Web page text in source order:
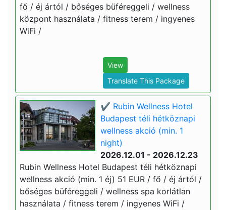
fő / éj ártól / bőséges büféreggeli / wellness
központ használata / fitness terem / ingyenes
WiFi /
View
Translate This Package
✔️ Rubin Wellness Hotel
Budapest téli hétköznapi
wellness akció (min. 1
night)
2026.12.01 - 2026.12.23
Rubin Wellness Hotel Budapest téli hétköznapi
wellness akció (min. 1 éj) 51 EUR / fő / éj ártól /
bőséges büféreggeli / wellness spa korlátlan
használata / fitness terem / ingyenes WiFi /